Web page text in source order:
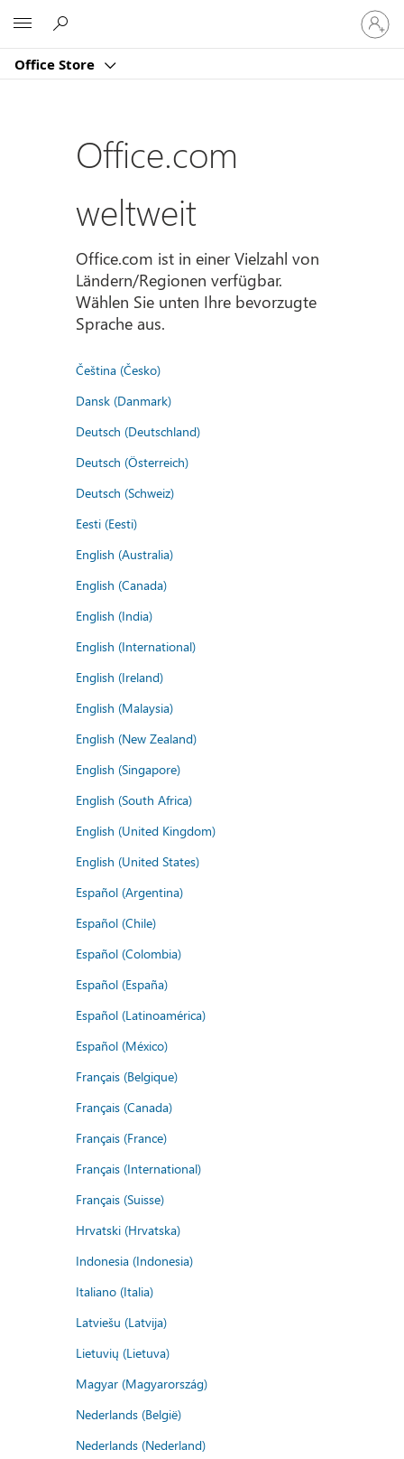
Office Store
Bei
Ihrem
Konto
Office.com
weltweit
Office.com ist in einer Vielzahl von
Ländern/Regionen verfügbar.
Wählen Sie unten Ihre bevorzugte
Sprache aus.
Čeština (Česko)
Dansk (Danmark)
Deutsch (Deutschland)
Deutsch (Österreich)
Deutsch (Schweiz)
Eesti (Eesti)
English (Australia)
English (Canada)
English (India)
English (International)
English (Ireland)
English (Malaysia)
English (New Zealand)
English (Singapore)
English (South Africa)
English (United Kingdom)
English (United States)
Español (Argentina)
Español (Chile)
Español (Colombia)
Español (España)
Español (Latinoamérica)
Español (México)
Français (Belgique)
Français (Canada)
Français (France)
Français (International)
Français (Suisse)
Hrvatski (Hrvatska)
Indonesia (Indonesia)
Italiano (Italia)
Latviešu (Latvija)
Lietuvių (Lietuva)
Magyar (Magyarország)
Nederlands (België)
Nederlands (Nederland)